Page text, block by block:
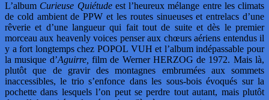
L’album Curieuse Quiétudeest l’heureux mélange entre les climats
de cold ambient de PPW et les routes sinueuses et entrelacs d’une
rêverie et d’une langueur qui fait tout de suite et dès le premier
morceau aux heavenly voices penser aux chœurs aériens entendus il
y a fort longtemps chez POPOL VUH et l’album indépassable pour
la musique d’Aguirre, film de Werner HERZOG de 1972. Mais là,
plutôt que de gravir des montagnes embrumées aux sommets
inaccessibles, le trio s’enfonce dans les sous-bois évoqués sur la
pochette dans lesquels l’on peut se perdre tout autant, mais plutôt